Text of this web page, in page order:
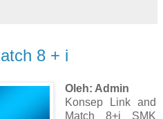
8 + i
Oleh: Admin
Konsep Link and
Match 8+i SMK